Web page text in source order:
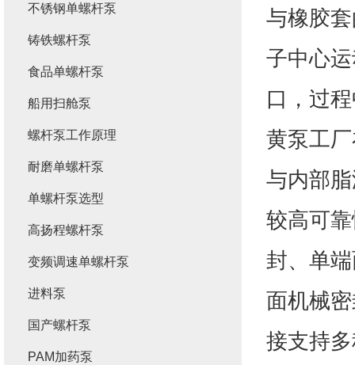
与橡胶
子中心
口，过
黄泵工
与内部
较高可
封、单
面机械
接支持
不锈钢单螺杆泵
铸铁螺杆泵
食品单螺杆泵
船用扫舱泵
螺杆泵工作原理
耐磨单螺杆泵
单螺杆泵选型
高扬程螺杆泵
变频调速单螺杆泵
进料泵
国产螺杆泵
PAM加药泵